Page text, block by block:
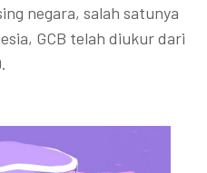
negara, salah satunya
GCB telah diukur dari